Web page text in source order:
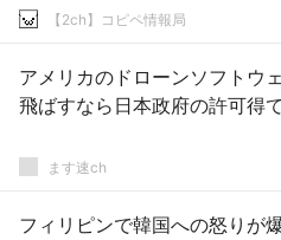
【2ch】コピペ情報局
アメリカのドローンソフトウ
飛ばすなら日本政府の許可得
ます速ch
フィリピンで韓国への怒りが爆